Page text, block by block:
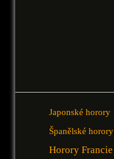
Japonské horory
Španělské horory
Horory Francie